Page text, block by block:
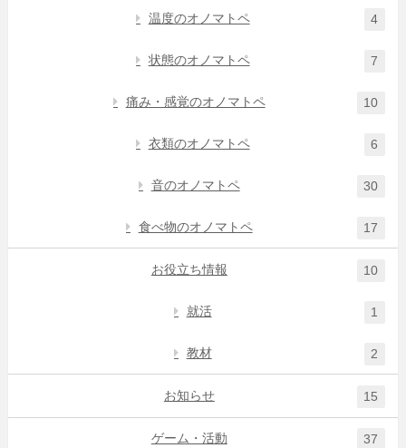
温度のオノマトペ 4
状態のオノマトペ 7
痛み・感覚のオノマトペ 10
衣類のオノマトペ 6
音のオノマトペ 30
食べ物のオノマトペ 17
お役立ち情報 10
就活 1
教材 2
お知らせ 15
ゲーム・活動 37